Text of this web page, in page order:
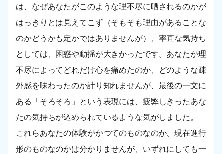
は、なぜあなたがこのような理不尽に晒されるのかが
はっきりとは見えてこず（そもそも理由があることな
のかどうかも定かではありませんが）、率直な気持ち
としては、困惑や動揺が大きかったです。あなたが理
不尽によってどれだけ心を痛めたのか、どのような疎
外感を味わったのか計り知れませんが、最後の一文に
ある「そろそろ」という表現には、疲弊しきったあな
たの気持ちが込められているような気がしました。
これらあなたの体験がかつてのものなのか、現在進行
形のものなのかは分かりませんが、いずれにしても一